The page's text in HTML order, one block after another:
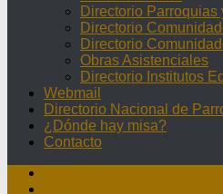
Directorio Parroquias
Directorio
Directorio
Obras Asistenciales
Directorio Institutos
Webmail
Directorio Nacional de
¿Dónde hay misa?
Contacto